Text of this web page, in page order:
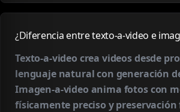
¿Diferencia entre texto-a-video e
Texto-a-video crea videos desde
lenguaje natural con generación
Imagen-a-video anima fotos con
físicamente preciso y